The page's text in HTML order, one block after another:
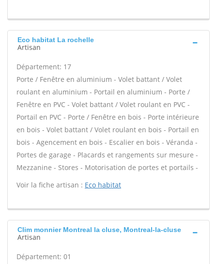
Eco habitat La rochelle
Artisan
Département: 17
Porte / Fenêtre en aluminium - Volet battant / Volet
roulant en aluminium - Portail en aluminium - Porte /
Fenêtre en PVC - Volet battant / Volet roulant en PVC -
Portail en PVC - Porte / Fenêtre en bois - Porte intérieure
en bois - Volet battant / Volet roulant en bois - Portail en
bois - Agencement en bois - Escalier en bois - Véranda -
Portes de garage - Placards et rangements sur mesure -
Mezzanine - Stores - Motorisation de portes et portails -
Voir la fiche artisan : Eco habitat
Clim monnier Montreal la cluse, Montreal-la-cluse
Artisan
Département: 01